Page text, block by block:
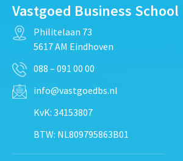
Vastgoed Business School
Philitelaan 73
5617 AM Eindhoven
088 – 091 00 00
info@vastgoedbs.nl
KvK: 34153807
BTW: NL809795863B01